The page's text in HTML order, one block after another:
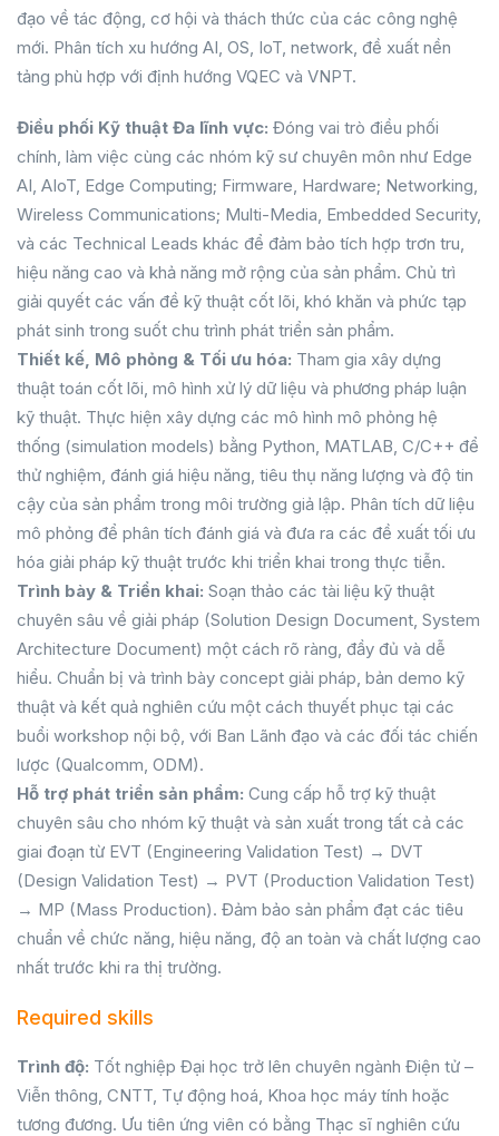
đạo về tác động, cơ hội và thách thức của các công nghệ
mới. Phân tích xu hướng AI, OS, IoT, network, đề xuất nền
tảng phù hợp với định hướng VQEC và VNPT.
Điều phối Kỹ thuật Đa lĩnh vực: Đóng vai trò điều phối
chính, làm việc cùng các nhóm kỹ sư chuyên môn như Edge
AI, AIoT, Edge Computing; Firmware, Hardware; Networking,
Wireless Communications; Multi-Media, Embedded Security,
và các Technical Leads khác để đảm bảo tích hợp trơn tru,
hiệu năng cao và khả năng mở rộng của sản phẩm. Chủ trì
giải quyết các vấn đề kỹ thuật cốt lõi, khó khăn và phức tạp
phát sinh trong suốt chu trình phát triển sản phẩm.
Thiết kế, Mô phỏng & Tối ưu hóa: Tham gia xây dựng
thuật toán cốt lõi, mô hình xử lý dữ liệu và phương pháp luận
kỹ thuật. Thực hiện xây dựng các mô hình mô phỏng hệ
thống (simulation models) bằng Python, MATLAB, C/C++ để
thử nghiệm, đánh giá hiệu năng, tiêu thụ năng lượng và độ tin
cậy của sản phẩm trong môi trường giả lập. Phân tích dữ liệu
mô phỏng để phân tích đánh giá và đưa ra các đề xuất tối ưu
hóa giải pháp kỹ thuật trước khi triển khai trong thực tiễn.
Trình bày & Triển khai: Soạn thảo các tài liệu kỹ thuật
chuyên sâu về giải pháp (Solution Design Document, System
Architecture Document) một cách rõ ràng, đầy đủ và dễ
hiểu. Chuẩn bị và trình bày concept giải pháp, bản demo kỹ
thuật và kết quả nghiên cứu một cách thuyết phục tại các
buổi workshop nội bộ, với Ban Lãnh đạo và các đối tác chiến
lược (Qualcomm, ODM).
Hỗ trợ phát triển sản phẩm: Cung cấp hỗ trợ kỹ thuật
chuyên sâu cho nhóm kỹ thuật và sản xuất trong tất cả các
giai đoạn từ EVT (Engineering Validation Test) → DVT
(Design Validation Test) → PVT (Production Validation Test)
→ MP (Mass Production). Đảm bảo sản phẩm đạt các tiêu
chuẩn về chức năng, hiệu năng, độ an toàn và chất lượng cao
nhất trước khi ra thị trường.
Required skills
Trình độ: Tốt nghiệp Đại học trở lên chuyên ngành Điện tử –
Viễn thông, CNTT, Tự động hoá, Khoa học máy tính hoặc
tương đương. Ưu tiên ứng viên có bằng Thạc sĩ nghiên cứu